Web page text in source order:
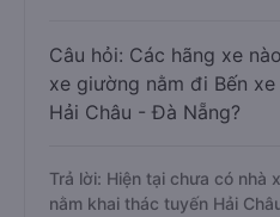
Câu hỏi: Các hãng xe
xe giường nằm đi Bến
Hải Châu - Đà Nẵng?
Trả lời: Hiện tại chưa có nhà
nằm khai thác tuyến Hải